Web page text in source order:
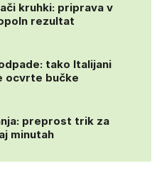
kruhki: priprava v
rezultat
tako Italijani
ocvrte bučke
preprost trik za
minutah